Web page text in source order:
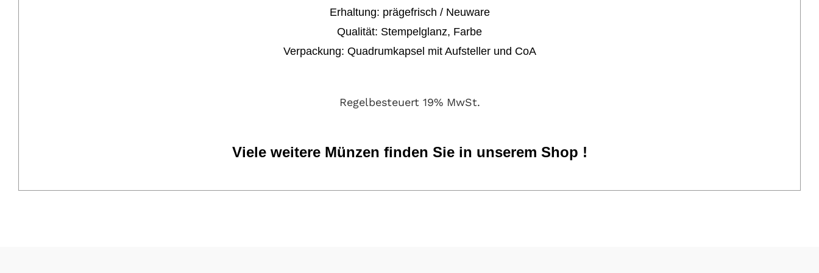
Erhaltung: prägefrisch / Neuware
Qualität: Stempelglanz, Farbe
Verpackung: Quadrumkapsel mit Aufsteller und CoA
Regelbesteuert 19% MwSt.
Viele weitere Münzen finden Sie in unserem Shop !